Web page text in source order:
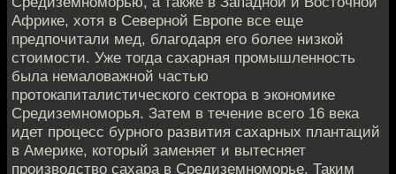
Африке, хотя в Северной Европе все еще
предпочитали мед, благодаря его более низкой
стоимости. Уже тогда сахарная промышленность
была немаловажной частью
протокапиталистического сектора в экономике
Средиземноморья. Затем в течение всего 16 века
идет процесс бурного развития сахарных плантаций
в Америке, который заменяет и вытесняет
производство сахара в Средиземноморье. Таким